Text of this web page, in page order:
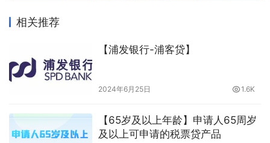
相关推荐
【浦发银行-浦客贷】
2024年6月25日 1.6K
【65岁及以上年龄】申请人65周岁
及以上可申请的税票贷产品